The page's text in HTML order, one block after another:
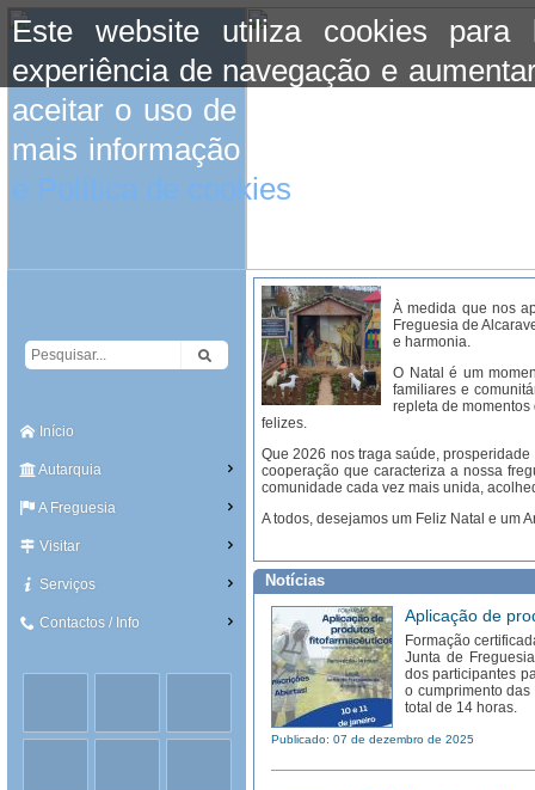
Este website utiliza cookies para
experiência de navegação e
aceitar o uso de cookies basta
mais informação consulte a
e Política de cookies
Início
Autarquia
A Freguesia
Visitar
Serviços
Contactos / Info
À medida que nos
Freguesia de
e harmonia.
O Natal é um
familiares e
repleta de
felizes.
Que 2026 nos traga saúde,
cooperação que caracteriza a nossa
comunidade cada vez mais unida,
A todos, desejamos um Feliz Natal e um
Notícias
Aplicação de
Formação
Junta de
dos participantes
o cumprimento
total de 14 horas.
Publicado: 07 de dezembro de 2025